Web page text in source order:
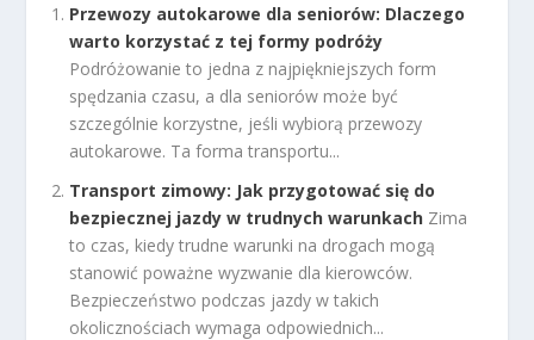
Przewozy autokarowe dla seniorów: Dlaczego
warto korzystać z tej formy podróży
Podróżowanie to jedna z najpiękniejszych form
spędzania czasu, a dla seniorów może być
szczególnie korzystne, jeśli wybiorą przewozy
autokarowe. Ta forma transportu...
Transport zimowy: Jak przygotować się do
bezpiecznej jazdy w trudnych warunkach Zima
to czas, kiedy trudne warunki na drogach mogą
stanowić poważne wyzwanie dla kierowców.
Bezpieczeństwo podczas jazdy w takich
okolicznościach wymaga odpowiednich...